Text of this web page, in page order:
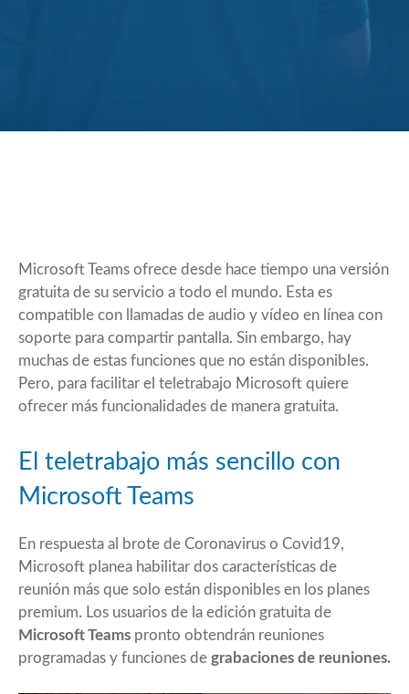
Microsoft Teams ofrece desde hace tiempo una versión
gratuita de su servicio a todo el mundo. Esta es
compatible con llamadas de audio y vídeo en línea con
soporte para compartir pantalla. Sin embargo, hay
muchas de estas funciones que no están disponibles.
Pero, para facilitar el teletrabajo Microsoft quiere
ofrecer más funcionalidades de manera gratuita.
El teletrabajo más sencillo con
Microsoft Teams
En respuesta al brote de Coronavirus o Covid19,
Microsoft planea habilitar dos características de
reunión más que solo están disponibles en los planes
premium. Los usuarios de la edición gratuita de
Microsoft Teams pronto obtendrán reuniones
programadas y funciones de grabaciones de reuniones.